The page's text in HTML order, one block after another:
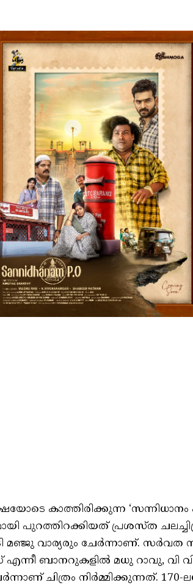
കാത്തിരിക്കുന്ന ‘സന്നിധാനം
പുറത്തിറക്കിയത് പ്രശസ്ത
മഞ്ജു വാര്യരും ചേർന്നാണ്. സർവത
എന്നീ ബാനറുകളിൽ മധു റാവു, വി
ചിത്രം നിർമ്മിക്കുന്നത്. 170-